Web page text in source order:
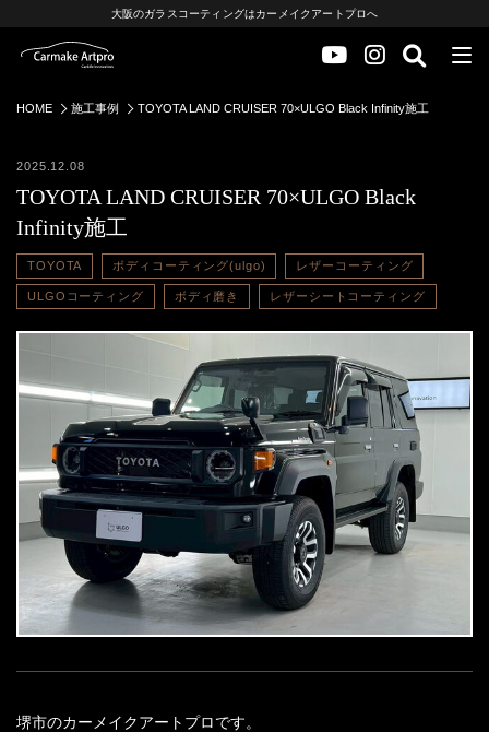
大阪のガラスコーティングはカーメイクアートプロへ
HOME 施工事例 TOYOTA LAND CRUISER 70×ULGO Black Infinity施工
2025.12.08
TOYOTA LAND CRUISER 70×ULGO Black
Infinity施工
TOYOTA ボディコーティング(ulgo) レザーコーティング
ULGOコーティング ボディ磨き レザーシートコーティング
堺市のカーメイクアートプロです。